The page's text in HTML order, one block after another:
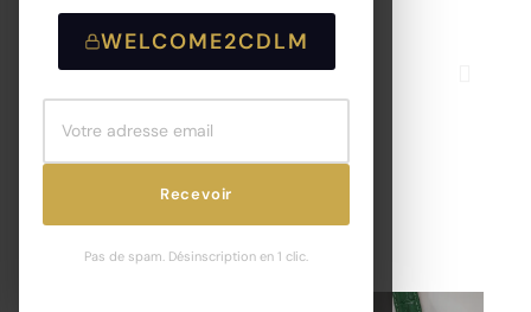
WELCOME2CDLM
Recevoir
Pas de spam. Désinscription en 1 clic.